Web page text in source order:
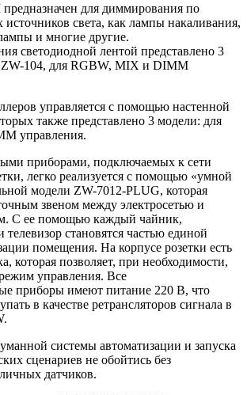
для диммирования по
света, как лампы накаливания,
и многие другие.
светодиодной лентой представлено 3
ZW-104, для RGBW, MIX и DIMM
управляется с помощью настенной
также представлено 3 модели: для
управления.
приборами, подключаемых к сети
легко реализуется с помощью «умной
модели ZW-7012-PLUG, которая
звеном между электросетью и
С ее помощью каждый чайник,
телевизор становятся частью единой
помещения. На корпусе розетки есть
которая позволяет, при необходимости,
управления. Все
приборы имеют питание 220 В, что
в качестве ретрансляторов сигнала в
системы автоматизации и запуска
сценариев не обойтись без
датчиков.